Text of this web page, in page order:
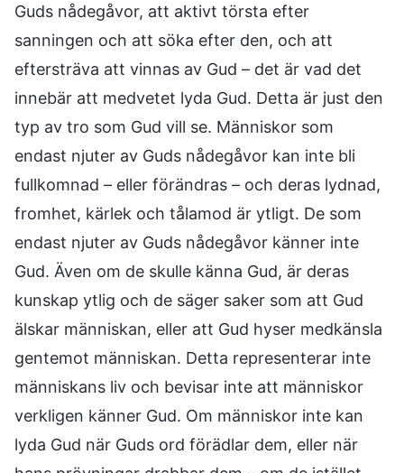
Guds nådegåvor, att aktivt törsta efter
sanningen och att söka efter den, och att
eftersträva att vinnas av Gud – det är vad det
innebär att medvetet lyda Gud. Detta är just den
typ av tro som Gud vill se. Människor som
endast njuter av Guds nådegåvor kan inte bli
fullkomnad – eller förändras – och deras lydnad,
fromhet, kärlek och tålamod är ytligt. De som
endast njuter av Guds nådegåvor känner inte
Gud. Även om de skulle känna Gud, är deras
kunskap ytlig och de säger saker som att Gud
älskar människan, eller att Gud hyser medkänsla
gentemot människan. Detta representerar inte
människans liv och bevisar inte att människor
verkligen känner Gud. Om människor inte kan
lyda Gud när Guds ord förädlar dem, eller när